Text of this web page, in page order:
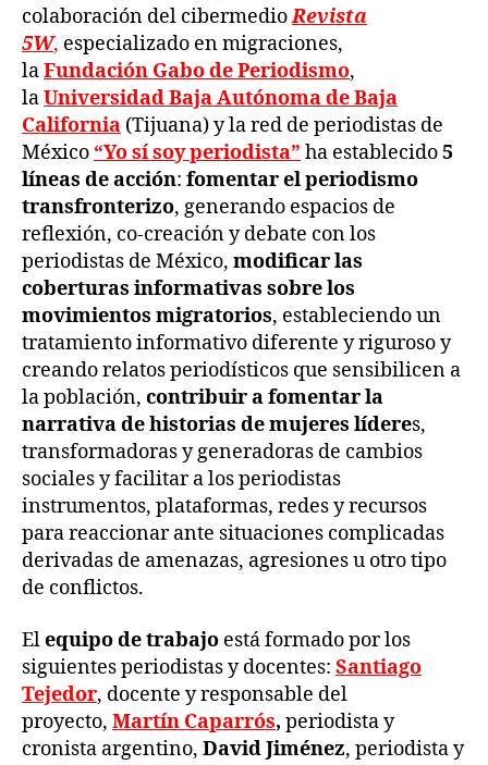
colaboración del cibermedioRevista
5W, especializado en migraciones,
laFundación Gabo de Periodismo,
laUniversidad Baja Autónoma de Baja
California (Tijuana) y la red de periodistas de
México “Yo sí soy periodista” ha establecido5
líneas de acción: fomentar el periodismo
transfronterizo, generando espacios de
reflexión, co-creación y debate con los
periodistas de México, modificar las
coberturas informativas sobre los
movimientos migratorios, estableciendo un
tratamiento informativo diferente y riguroso y
creando relatos periodísticos que sensibilicen a
la población, contribuir a fomentar la
narrativa de historias de mujeres líderes,
transformadoras y generadoras de cambios
sociales y facilitar a los periodistas
instrumentos, plataformas, redes y recursos
para reaccionar ante situaciones complicadas
derivadas de amenazas, agresiones u otro tipo
de conflictos.​
Elequipo de trabajo está formado por los
siguientes periodistas y docentes: Santiago
Tejedor, docente y responsable del
proyecto, Martín Caparrós, periodista y
cronista argentino, David Jiménez, periodista y